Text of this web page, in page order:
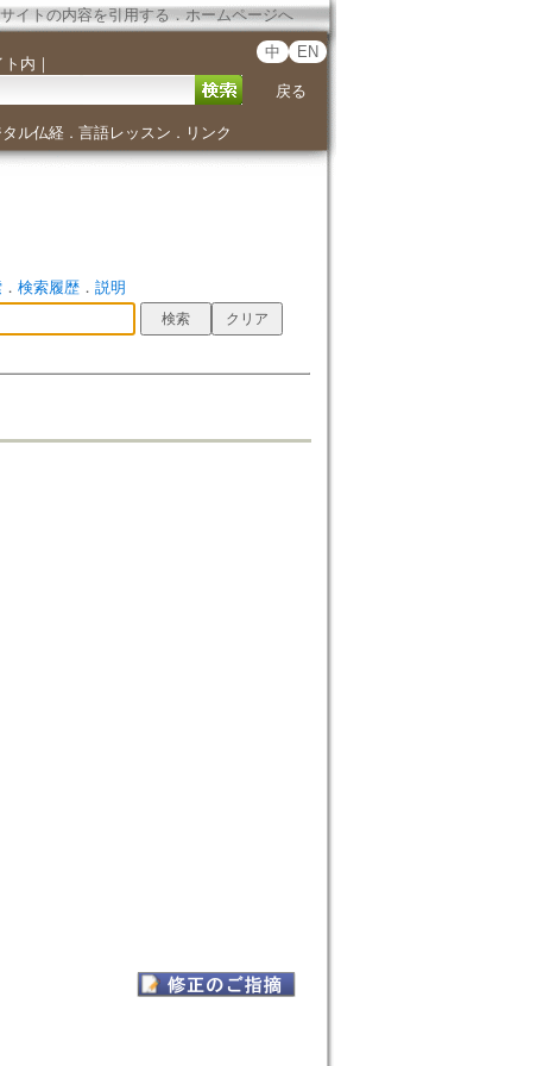
イトの内容を引用する ． ホームページへ
ト内 ｜
中 EN
戻る
ル仏経． 言語レッスン ． リンク
． 検索履歴． 説明